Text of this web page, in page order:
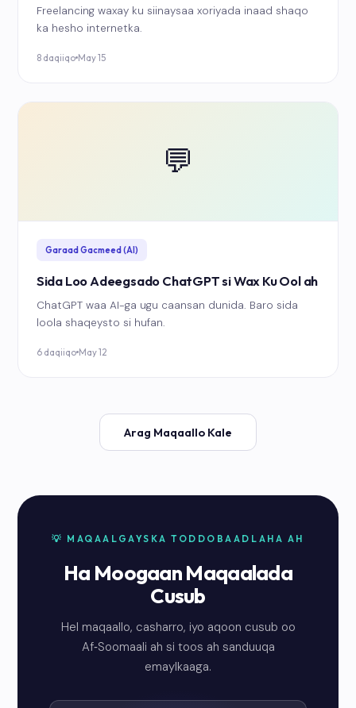
Freelancing waxay ku siinaysaa xoriyada inaad shaqo
ka hesho internetka.
8 daqiiqo May 15
💬
Garaad Gacmeed (AI)
Sida Loo Adeegsado ChatGPT si Wax Ku Ool ah
ChatGPT waa AI-ga ugu caansan dunida. Baro sida
loola shaqeysto si hufan.
6 daqiiqo May 12
Arag Maqaallo Kale
💡 MAQAALGAYSKA TODDOBAADLAHA AH
Ha Moogaan Maqaalada
Cusub
Hel maqaallo, casharro, iyo aqoon cusub oo
Af‑Soomaali ah si toos ah sanduuqa
emaylkaaga.